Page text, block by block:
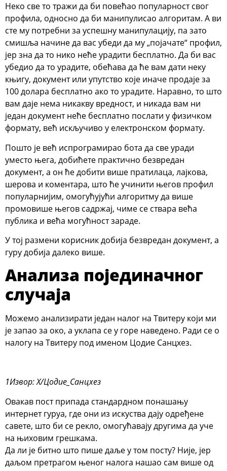
Неко све то тражи да би повећао популарност свог
профила, односно да би манипулисао алгоритам. А ви
сте му потребни за успешну манипулацију, па зато
смишља начине да вас убеди да му „појачате“ профил,
јер зна да то нико неће урадити бесплатно. Да би вас
убедио да то урадите, обећава да ће вам дати неку
књигу, документ или упутство које иначе продаје за
100 долара бесплатно ако то урадите. Наравно, то што
вам даје нема никакву вредност, и никада вам ни
један документ неће бесплатно послати у физичком
формату, већ искључиво у електронском формату.
Пошто је већ испрограмирао бота да све уради
уместо њега, добићете практично безвредан
документ, а он ће добити више пратилаца, лајкова,
шерова и коментара, што ће учинити његов профил
популарнијим, омогућујући алгоритму да више
промовише његов садржај, чиме се ствара већа
публика и већа могућност зараде.
У тој размени корисник добија безвредан документ, а
гуру добија далеко више.
Анализа појединачног
случаја
Можемо анализирати један налог на Твитеру који ми
је запао за око, а уклапа се у горе наведено. Ради се о
налогу на Твитеру под именом Цодие Санцхез.
1Извор: X/Цодие_Санцхез
Овакав пост припада стандардном понашању
интернет гуруа, где они из искуства дају одређене
савете, што би се рекло, омогућавају другима да уче
на њиховим грешкама.
Да ли је битно што пише даље у том посту? Није, јер
даљом претрагом њеног налога нашао сам више од